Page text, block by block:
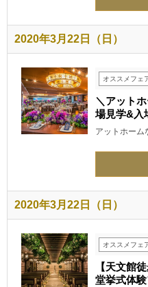
2020年3月22日（日）
オススメフェ
＼アット
場見学&入
アットホー
2020年3月22日（日）
オススメフェ
【天文館
堂挙式体